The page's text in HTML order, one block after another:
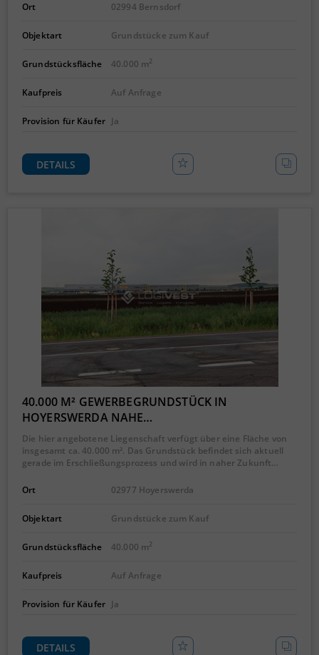
Ort 02994 Bernsdorf
Objektart Grundstücke zum Kauf
Grundstücksfläche 40.000 m2
Kaufpreis Auf Anfrage
Provision für Käufer Ja
DETAILS
40.000 M² GEWERBEGRUNDSTÜCK IN
HOYERSWERDA NAHE…
Die hier angebotene Liegenschaft verfügt über eine Fläche von
insgesamt ca. 40.000 m². Das Grundstück befindet sich aktuell
gerade im Erschließungsprozess und wird in naher Zukunft…
Ort 02977 Hoyerswerda
Objektart Grundstücke zum Kauf
Grundstücksfläche 40.000 m2
Kaufpreis Auf Anfrage
Provision für Käufer Ja
DETAILS